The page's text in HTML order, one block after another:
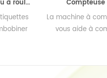
Compteuse
La machine à compter les
vous aide à compter le
que l'inverse du sens des